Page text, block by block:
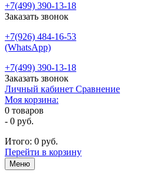
+7(499) 390-13-18
Заказать звонок
+7(926) 484-16-53
(WhatsApp)
+7(499) 390-13-18
Заказать звонок
Личный кабинет Сравнение
Моя корзина:
0 товаров
- 0 руб.
Итого: 0 руб.
Перейти в корзину
Меню